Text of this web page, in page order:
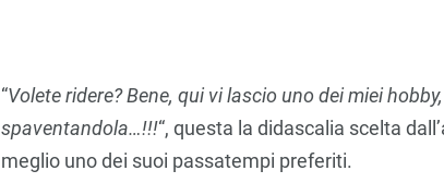
“Volete ridere? Bene, qui vi lascio uno dei miei
spaventandola…!!!“, questa la didascalia scelta
meglio uno dei suoi passatempi preferiti.